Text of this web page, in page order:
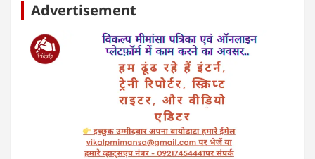
Advertisement